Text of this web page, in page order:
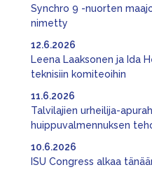
Synchro 9 -nuorten
nimetty
Leena Laaksonen ja Ida
teknisiin komiteoihin
12.6.2026
Talvilajien urheilija-
huippuvalmennuksen
11.6.2026
ISU Congress alkaa
10.6.2026